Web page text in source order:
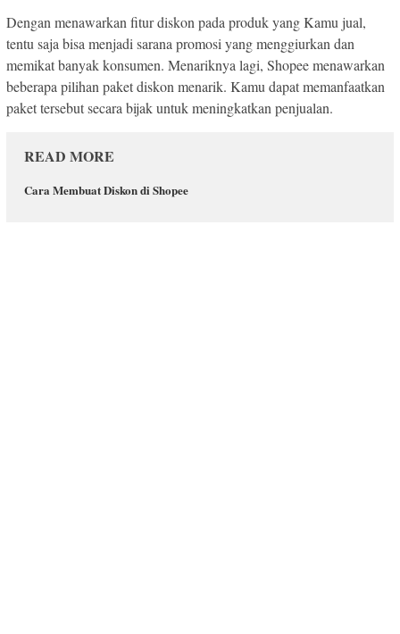
Dengan menawarkan fitur diskon pada produk yang Kamu jual,
tentu saja bisa menjadi sarana promosi yang menggiurkan dan
memikat banyak konsumen. Menariknya lagi, Shopee menawarkan
beberapa pilihan paket diskon menarik. Kamu dapat memanfaatkan
paket tersebut secara bijak untuk meningkatkan penjualan.
READ MORE
Cara Membuat Diskon di Shopee